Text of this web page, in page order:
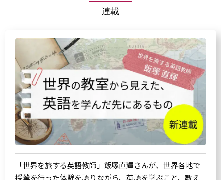
連載
「世界を旅する英語教師」飯塚直輝さんが、世界各地で
授業を行った体験を語りながら、英語を学ぶこと、教え